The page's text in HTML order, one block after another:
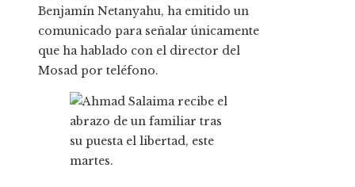
Benjamín Netanyahu, ha emitido un
comunicado para señalar únicamente
que ha hablado con el director del
Mosad por teléfono.